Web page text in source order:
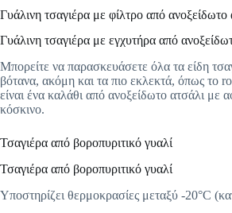
Γυάλινη τσαγιέρα με φίλτρο από ανοξείδωτο
Γυάλινη τσαγιέρα με εγχυτήρα από
Μπορείτε να παρασκευάσετε όλα τα είδη
βότανα, ακόμη και τα πιο εκλεκτά, όπως το
είναι ένα καλάθι από ανοξείδωτο ατσάλι με
κόσκινο.
Τσαγιέρα από βοροπυριτικό γυαλί
Τσαγιέρα από βοροπυριτικό γυαλί
Υποστηρίζει θερμοκρασίες μεταξύ -20°C